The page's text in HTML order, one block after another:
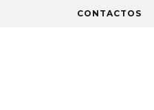
CONTACTOS